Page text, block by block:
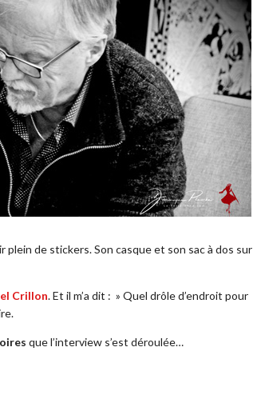
de stickers. Son casque et son sac à dos sur
Crillon. Et il m’a dit : » Quel drôle d’endroit pour
que l’interview s’est déroulée…